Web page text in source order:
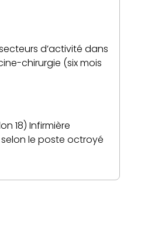
d’activité dans
chirurgie (six mois
18) Infirmière
selon le poste octroyé